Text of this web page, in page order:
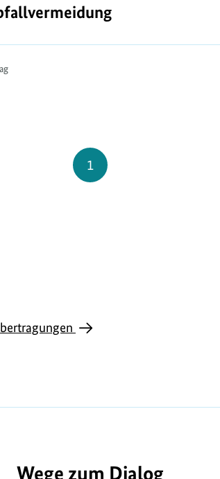
Seite
1
Wege zum Dialog